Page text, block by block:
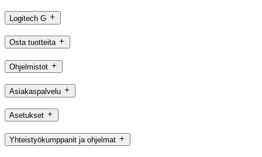
Logitech G
Osta tuotteita
Ohjelmistot
Asiakaspalvelu
Asetukset
Yhteistyökumppanit ja ohjelmat